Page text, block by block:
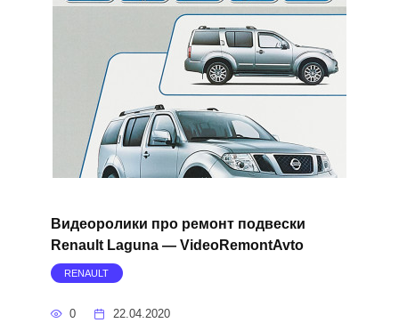
Видеоролики про ремонт подвески
Renault Laguna — VideoRemontAvto
RENAULT
0 22.04.2020